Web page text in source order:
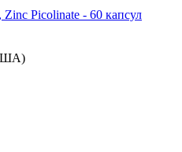
Picolinate - 60 капсул